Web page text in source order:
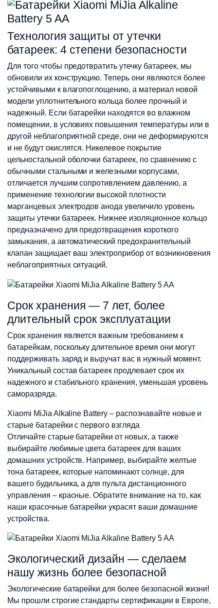
Технология защиты от утечки
батареек: 4 степени безопасности
Для того чтобы предотвратить утечку батареек, мы
обновили их конструкцию. Теперь они являются более
устойчивыми к влагопоглощению, а материал новой
модели уплотнительного кольца более прочный и
надежный. Если батарейки находятся во влажном
помещении, в условиях повышения температуры или в
другой неблагоприятной среде, они не деформируются
и не будут окислятся. Никелевое покрытие
цельностальной оболочки батареек, по сравнению с
обычными стальными и железными корпусами,
отличается лучшим сопротивлением давлению, а
применение технологии высокой плотности
марганцевых электродов анода увеличило уровень
защиты утечки батареек. Нижнее изоляционное кольцо
предназначено для предотвращения короткого
замыкания, а автоматический предохранительный
клапан защищает ваш электроприбор от возникновения
неблагоприятных ситуаций.
Срок хранения — 7 лет, более
длительный срок эксплуатации
Срок хранения является важным требованием к
батарейкам, поскольку длительное время они могут
поддерживать заряд и выручат вас в нужный момент.
Уникальный состав батареек продлевает срок их
надежного и стабильного хранения, уменьшая уровень
саморазряда.
Xiaomi MiJia Alkaline Battery – распознавайте новые и
старые батарейки с первого взгляда
Отличайте старые батарейки от новых, а также
выбирайте любимые цвета батареек для ваших
домашних устройств. Например, выбирайте желтые
тона батареек, которые напоминают солнце, для
вашего будильника, а для пульта дистанционного
управления – красные. Обратите внимание на то, как
наши красочные батарейки украсят ваши домашние
устройства.
Экологический дизайн — сделаем
нашу жизнь более безопасной
Экологические батарейки для более безопасной жизни!
Мы прошли строгие стандарты сертификации в Европе,